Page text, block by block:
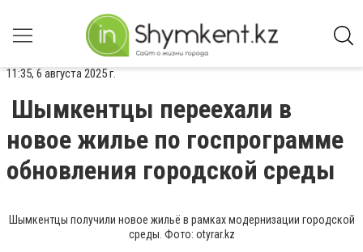
11:35, 6 августа 2025 г.
Шымкентцы переехали в
новое жилье по госпрограмме
обновления городской среды
Шымкентцы получили новое жильё в рамках модернизации городской
среды. Фото: otyrar.kz